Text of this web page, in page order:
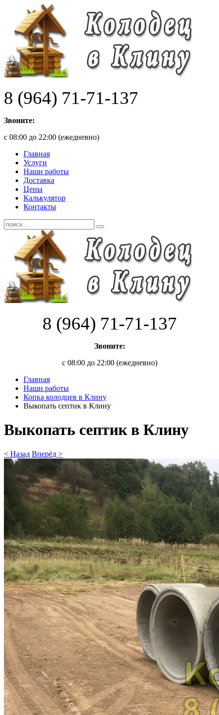
8 (964) 71-71-137
Звоните:
с 08:00 до 22:00 (ежедневно)
Главная
Услуги
Наши работы
Доставка
Цены
Калькулятор
Контакты
8 (964) 71-71-137
Звоните:
с 08:00 до 22:00 (ежедневно)
Главная
Наши работы
Копка колодцев в Клину
Выкопать септик в Клину
Выкопать септик в Клину
< Назад Вперёд >